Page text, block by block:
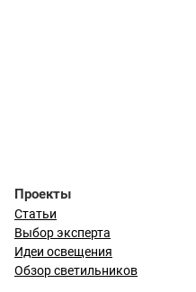
Проекты
Статьи
Выбор эксперта
Идеи освещения
Обзор светильников